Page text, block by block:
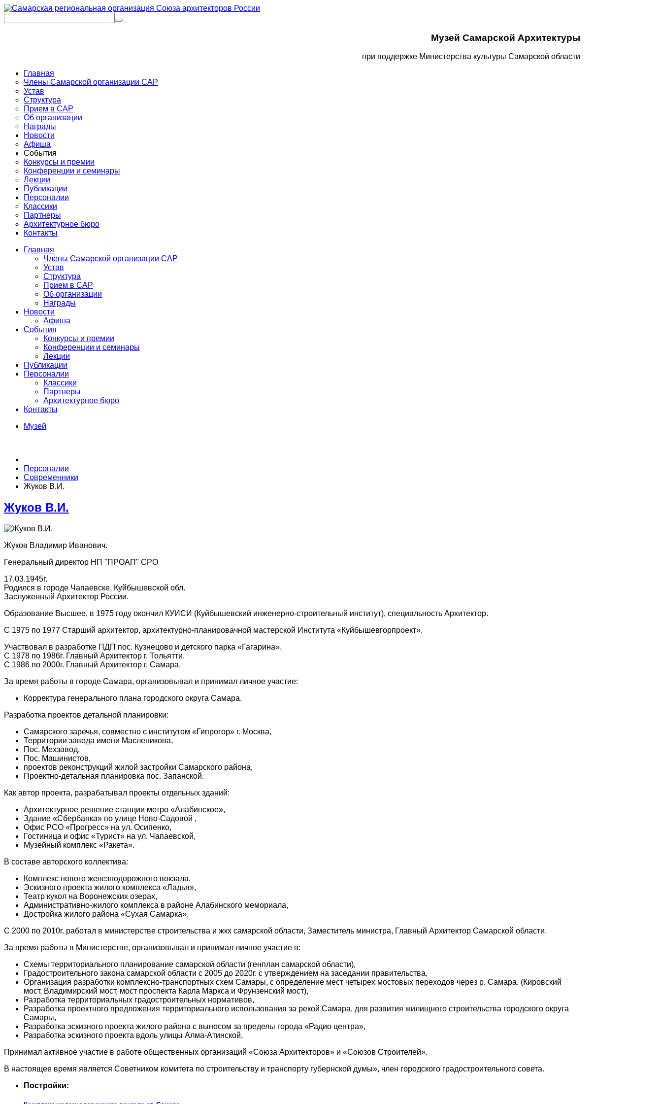
Музей Самарской Архитектуры
при поддержке Министерства культуры Самарской области
Главная
Члены Самарской организации САР
Устав
Структура
Прием в САР
Об организации
Награды
Новости
Афиша
События
Конкурсы и премии
Конференции и семинары
Лекции
Публикации
Персоналии
Классики
Партнеры
Архитектурное бюро
Контакты
Главная
Члены Самарской организации САР
Устав
Структура
Прием в САР
Об организации
Награды
Новости
Афиша
События
Конкурсы и премии
Конференции и семинары
Лекции
Публикации
Персоналии
Классики
Партнеры
Архитектурное бюро
Контакты
Музей
Персоналии
Современники
Жуков В.И.
Жуков В.И.
Жуков Владимир Иванович.
Генеральный директор НП "ПРОАП" СРО
17.03.1945г.
Родился в городе Чапаевске, Куйбышевской обл.
Заслуженный Архитектор России.
Образование Высшее, в 1975 году окончил КУИСИ (Куйбышевский инженерно-строительный институт), специальность Архитектор.
С 1975 по 1977 Старший архитектор, архитектурно-планировачной мастерской Института «Куйбышевгорпроект».
Участвовал в разработке ПДП пос. Кузнецово и детского парка «Гагарина».
С 1978 по 1986г. Главный Архитектор г. Тольятти.
С 1986 по 2000г. Главный Архитектор г. Самара.
За время работы в городе Самара, организовывал и принимал личное участие:
Корректура генерального плана городского округа Самара.
Разработка проектов детальной планировки:
Самарского заречья, совместно с институтом «Гипрогор» г. Москва,
Территории завода имени Масленикова,
Пос. Мехзавод,
Пос. Машинистов,
проектов реконструкций жилой застройки Самарского района,
Проектно-детальная планировка пос. Запанской.
Как автор проекта, разрабатывал проекты отдельных зданий:
Архитектурное решение станции метро «Алабинское»,
Здание «Сбербанка» по улице Ново-Садовой ,
Офис РСО «Прогресс» на ул. Осипенко,
Гостиница и офис «Турист» на ул. Чапаевской,
Музейный комплекс «Ракета».
В составе авторского коллектива:
Комплекс нового железнодорожного вокзала,
Эскизного проекта жилого комплекса «Ладья»,
Театр кукол на Воронежских озерах,
Административно-жилого комплекса в районе Алабинского мемориала,
Достройка жилого района «Сухая Самарка».
С 2000 по 2010г. работал в министерстве строительства и жкх самарской области, Заместитель министра, Главный Архитектор Самарской области.
За время работы в Министерстве, организовывал и принимал личное участие в:
Схемы территориального планирование самарской области (генплан самарской области),
Градостроительного закона самарской области с 2005 до 2020г. с утверждением на заседании правительства,
Организация разработки комплексно-транспортных схем Самары, с определение мест четырех мостовых переходов через р. Самара. (Кировский
мост, Владимирский мост, мост проспекта Карла Маркса и Фрунзенский мост),
Разработка территориальных градостроительных нормативов,
Разработка проектного предложения территориального использования за рекой Самара, для развития жилищного строительства городского округа
Самары,
Разработка эскизного проекта жилого района с выносом за пределы города «Радио центра»,
Разработка эскизного проекта вдоль улицы Алма-Атинской,
Принимал активное участие в работе общественных организаций «Союза Архитекторов» и «Союзов Строителей».
В настоящее время является Советником комитета по строительству и транспорту губернской думы», член городского градостроительного совета.
Постройки: